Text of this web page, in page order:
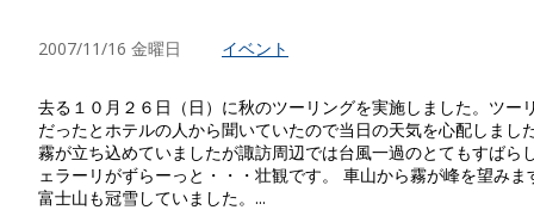
2007/11/16 金曜日 イベント
去る１０月２６日（日）に秋のツーリングを実施しました。ツー
だったとホテルの人から聞いていたので当日の天気を心配しまし
霧が立ち込めていましたが諏訪周辺では台風一過のとてもすばら
ェラーリがずらーっと・・・壮観です。 車山から霧が峰を望み
富士山も冠雪していました。...